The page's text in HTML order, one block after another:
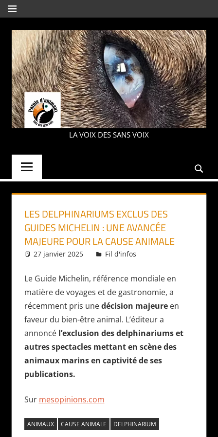
Aller
au
contenu
MENU
PAROLE
LA VOIX DES SANS VOIX
LES DELPHINARIUMS EXCLUS DES
GUIDES MICHELIN : UNE AVANCÉE
MAJEURE POUR LA CAUSE ANIMALE
27 janvier 2025 Daniel
Fil d'infos
Le Guide Michelin, référence mondiale en
matière de voyages et de gastronomie, a
récemment pris unedécision majeureen
faveur du bien-être animal. L’éditeur a
annoncél’exclusion des delphinariums et
autres spectacles mettant en scène des
animaux marins en captivité de ses
publications.
Sur mesopinions.com
ANIMAUX CAUSE ANIMALE DELPHINARIUM